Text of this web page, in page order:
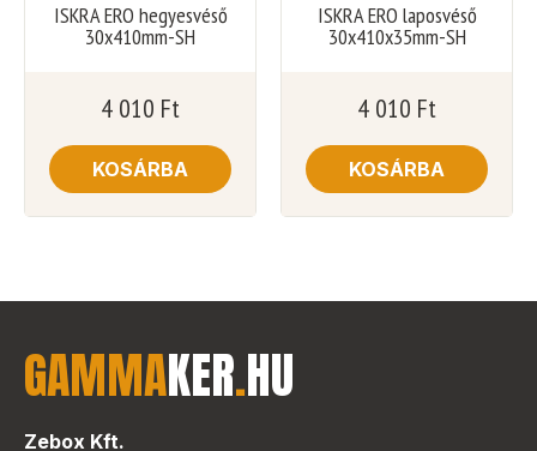
ISKRA ERO hegyesvéső
30x410mm-SH
4 010 Ft
KOSÁRBA
ISKRA ERO laposvéső
30x410x35mm-SH
4 010 Ft
KOSÁRBA
GAMMAKER.HU
Zebox Kft.